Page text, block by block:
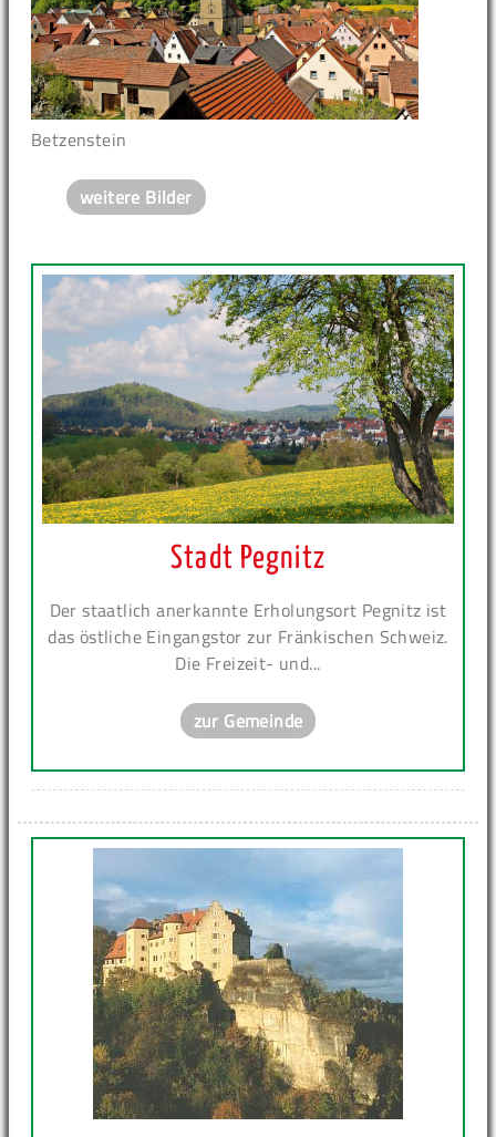
Betzenstein
weitere Bilder
Stadt Pegnitz
Der staatlich anerkannte Erholungsort Pegnitz ist
das östliche Eingangstor zur Fränkischen Schweiz.
Die Freizeit- und...
zur Gemeinde